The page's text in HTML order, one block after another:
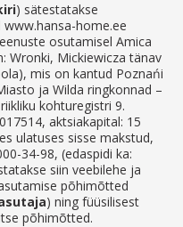
) sätestatakse
home.ee
osutamisel Amica
Wronki, Mickiewicza tänav
mis on kantud Poznańi
ja Wilda ringkonnad –
kohturegistri 9.
aktsiakapital: 15
ulatuses sisse makstud,
34-98, (edaspidi ka:
siin veebilehe ja
põhimõtted
) ning füüsilisest
põhimõtted.